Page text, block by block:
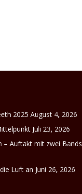
2025 August 4, 2026
Juli 23, 2026
– Auftakt mit zwei Bands
Luft an Juni 26, 2026